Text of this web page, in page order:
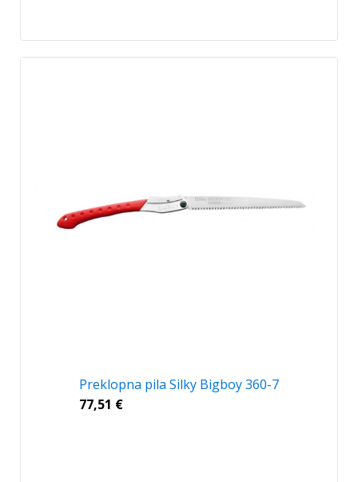
Preklopna pila Silky Bigboy 360-7
77,51 €